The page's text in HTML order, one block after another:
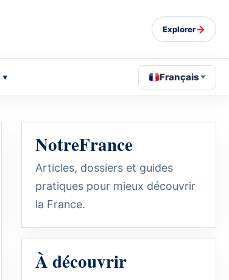
Explorer→
Français
NotreFrance
Articles, dossiers et guides
pratiques pour mieux découvrir
la France.
À découvrir